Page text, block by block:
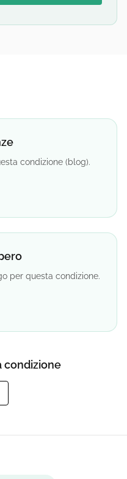
condizione (blog).
per questa condizione.
condizione